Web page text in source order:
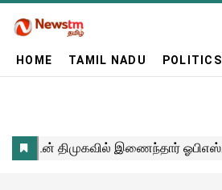
HOME TAMIL NADU POLITICS